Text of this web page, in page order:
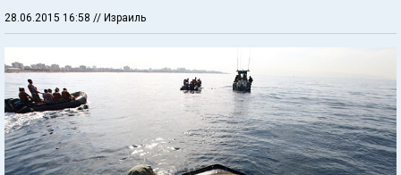
28.06.2015 16:58 // Израиль